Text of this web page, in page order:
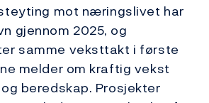
mot næringslivet har
gjennom 2025, og
samme veksttakt i første
melder om kraftig vekst
beredskap. Prosjekter